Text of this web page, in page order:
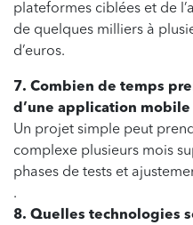
plateformes ciblées et de
de quelques milliers à
d’euros.
7. Combien de temps
d’une application mobile
Un projet simple peut
complexe plusieurs mois
phases de tests et
.
8. Quelles technologies